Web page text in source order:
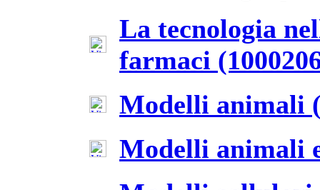
La tecnologia
farmaci
Modelli animali
Modelli animali